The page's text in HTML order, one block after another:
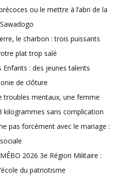
ou le mettre à l’abri de la
le charbon : trois puissants
plat trop salé
: des jeunes talents
de clôture
troubles mentaux, une femme
kilogrammes sans complication
pas forcément avec le mariage :
2026 3e Région Militaire :
du patriotisme